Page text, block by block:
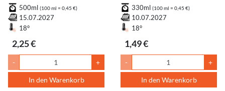
500ml (100 ml = 0,45 €)
15.07.2027
18°
2,25 €
- +
In den Warenkorb
330ml (100 ml = 0,45 €)
10.07.2027
18°
1,49 €
- +
In den Warenkorb